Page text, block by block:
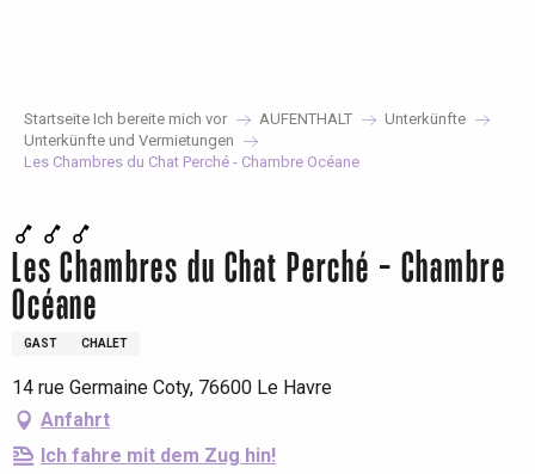
Startseite Ich bereite mich vor AUFENTHALT
Unterkünfte
Unterkünfte und Vermietungen
Les Chambres du Chat Perché - Chambre Océane
Les Chambres du Chat Perché - Chambre
Océane
GAST CHALET
14 rue Germaine Coty, 76600 Le Havre
Anfahrt
Ich fahre mit dem Zug hin!